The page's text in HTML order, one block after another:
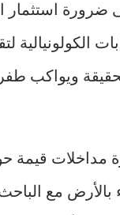
ضرورة
الكولونيالية
ويواكب
مداخلات قيمة
بالأرض مع